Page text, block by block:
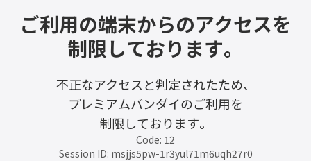
ご利用の端末からのアクセスを
制限しております。
不正なアクセスと判定されたため、
プレミアムバンダイのご利用を
制限しております。
Code: 12
Session ID: msjjs5pw-1r3yul71m6uqh27r0